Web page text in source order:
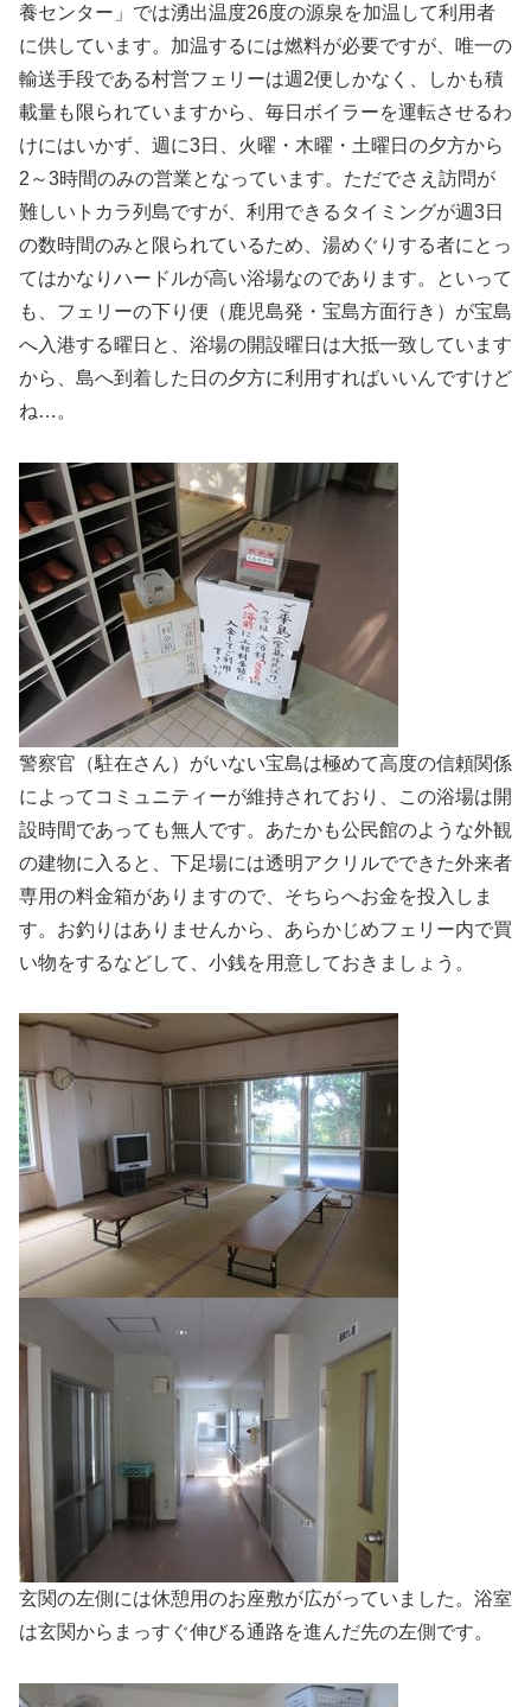
養センター」では湧出温度26度の源泉を加温して利用者
に供しています。加温するには燃料が必要ですが、唯一の
輸送手段である村営フェリーは週2便しかなく、しかも積
載量も限られていますから、毎日ボイラーを運転させるわ
けにはいかず、週に3日、火曜・木曜・土曜日の夕方から
2～3時間のみの営業となっています。ただでさえ訪問が
難しいトカラ列島ですが、利用できるタイミングが週3日
の数時間のみと限られているため、湯めぐりする者にとっ
てはかなりハードルが高い浴場なのであります。といって
も、フェリーの下り便（鹿児島発・宝島方面行き）が宝島
へ入港する曜日と、浴場の開設曜日は大抵一致しています
から、島へ到着した日の夕方に利用すればいいんですけど
ね…。
警察官（駐在さん）がいない宝島は極めて高度の信頼関係
によってコミュニティーが維持されており、この浴場は開
設時間であっても無人です。あたかも公民館のような外観
の建物に入ると、下足場には透明アクリルでできた外来者
専用の料金箱がありますので、そちらへお金を投入しま
す。お釣りはありませんから、あらかじめフェリー内で買
い物をするなどして、小銭を用意しておきましょう。
玄関の左側には休憩用のお座敷が広がっていました。浴室
は玄関からまっすぐ伸びる通路を進んだ先の左側です。